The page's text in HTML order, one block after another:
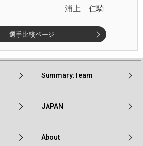
浦上 仁騎
選手比較ページ
Summary:Team
JAPAN
About